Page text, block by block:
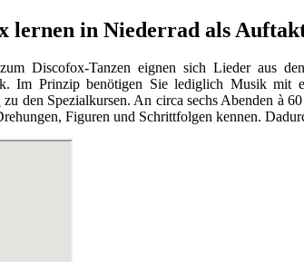
lernen in Niederrad als
Discofox-Tanzen eignen sich Lieder aus
Im Prinzip benötigen Sie lediglich Musik mit
zu den Spezialkursen. An circa sechs Abenden à
Figuren und Schrittfolgen kennen.